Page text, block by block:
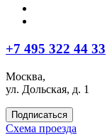
+7 495 322 44 33
Москва,
ул. Дольская, д. 1
Подписаться
Схема проезда